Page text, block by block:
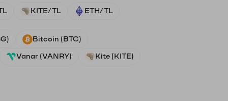
KITE/TL ETH/TL
Bitcoin (BTC)
Vanar (VANRY) Kite (KITE)